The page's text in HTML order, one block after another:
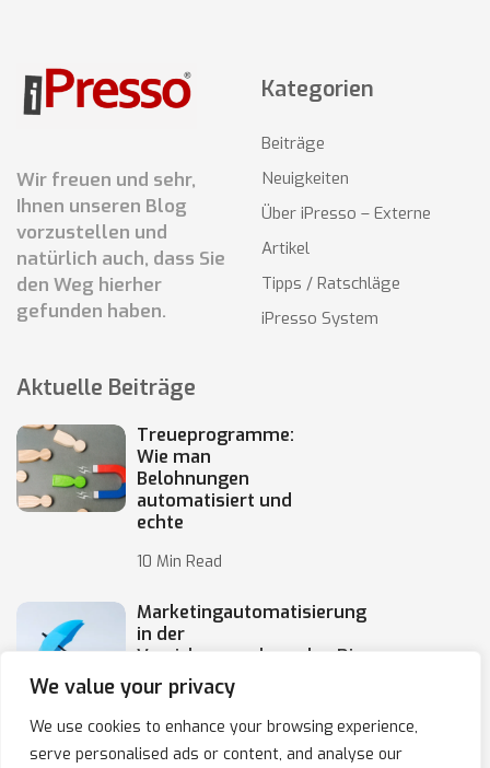
We value your privacy
We use cookies to enhance your browsing experience,
serve personalised ads or content, and analyse our
Wir freuen und sehr,
Ihnen unseren Blog
vorzustellen und
natürlich auch, dass Sie
den Weg hierher
gefunden haben.
Kategorien
Beiträge
Neuigkeiten
Über iPresso – Externe
Artikel
Tipps / Ratschläge
iPresso System
Aktuelle Beiträge
Treueprogramme:
Wie man
Belohnungen
automatisiert und
echte
10 Min Read
Marketingautomatisierung
in der
Versicherungsbranche: Die
Automatisierung von
10 Min Read